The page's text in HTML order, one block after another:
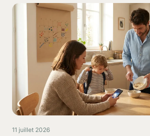
11 juillet 2026